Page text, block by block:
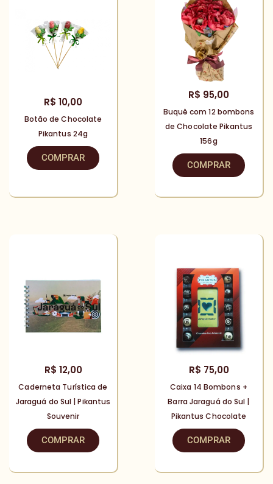
R$ 10,00
Botão de Chocolate
Pikantus 24g
COMPRAR
R$ 95,00
Buquê com 12 bombons
de Chocolate Pikantus
156g
COMPRAR
R$ 12,00
Caderneta Turística de
Jaraguá do Sul | Pikantus
Souvenir
COMPRAR
R$ 75,00
Caixa 14 Bombons +
Barra Jaraguá do Sul |
Pikantus Chocolate
COMPRAR